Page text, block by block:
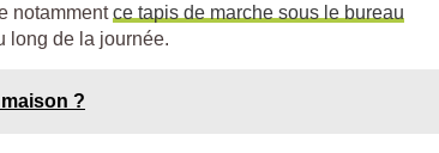
notammentce tapis de marche sous le bureau
long de la journée.
?